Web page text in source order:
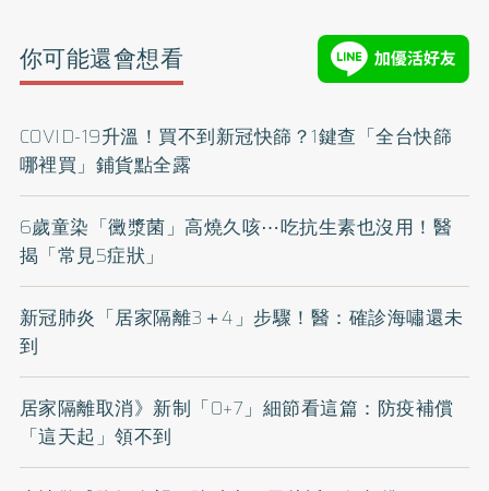
你可能還會想看
COVID-19升溫！買不到新冠快篩？1鍵查「全台快篩
哪裡買」鋪貨點全露
6歲童染「黴漿菌」高燒久咳⋯吃抗生素也沒用！醫
揭「常見5症狀」
新冠肺炎「居家隔離3＋4」步驟！醫：確診海嘯還未
到
居家隔離取消》新制「0+7」細節看這篇：防疫補償
「這天起」領不到